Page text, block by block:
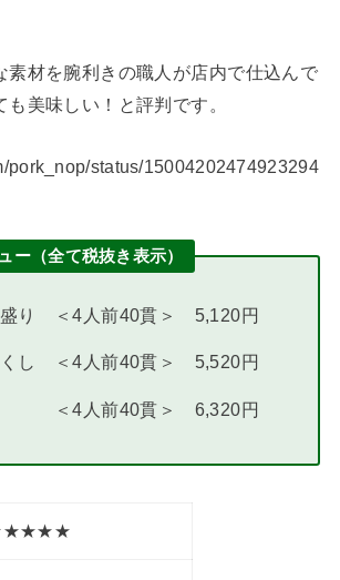
素材を腕利きの職人が店内で仕込んで
も美味しい！と評判です。
pork_nop/status/15004202474923294
ー（全て税抜き表示）
盛り ＜4人前40貫＞ 5,120円
くし ＜4人前40貫＞ 5,520円
＜4人前40貫＞ 6,320円